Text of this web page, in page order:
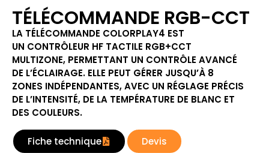
TÉLÉCOMMANDE RGB-CCT
LA TÉLÉCOMMANDE COLORPLAY4 EST
UN CONTRÔLEUR HF TACTILE RGB+CCT
MULTIZONE, PERMETTANT UN CONTRÔLE AVANCÉ
DE L’ÉCLAIRAGE. ELLE PEUT GÉRER JUSQU’À 8
ZONES INDÉPENDANTES, AVEC UN RÉGLAGE PRÉCIS
DE L’INTENSITÉ, DE LA TEMPÉRATURE DE BLANC ET
DES COULEURS.
Fiche technique Devis